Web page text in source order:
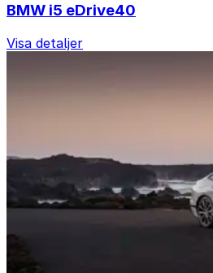
BMW i5 eDrive40
Visa detaljer